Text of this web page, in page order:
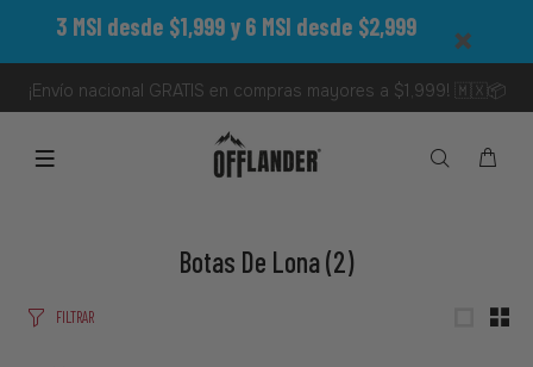
3 MSI desde $1,999 y 6 MSI desde $2,999
¡Envío nacional GRATIS en compras mayores a $1,999! 🇲🇽📦
Botas De Lona(2)
FILTRAR